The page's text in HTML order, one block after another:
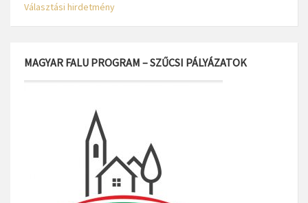
Választási hirdetmény
MAGYAR FALU PROGRAM – SZŰCSI PÁLYÁZATOK